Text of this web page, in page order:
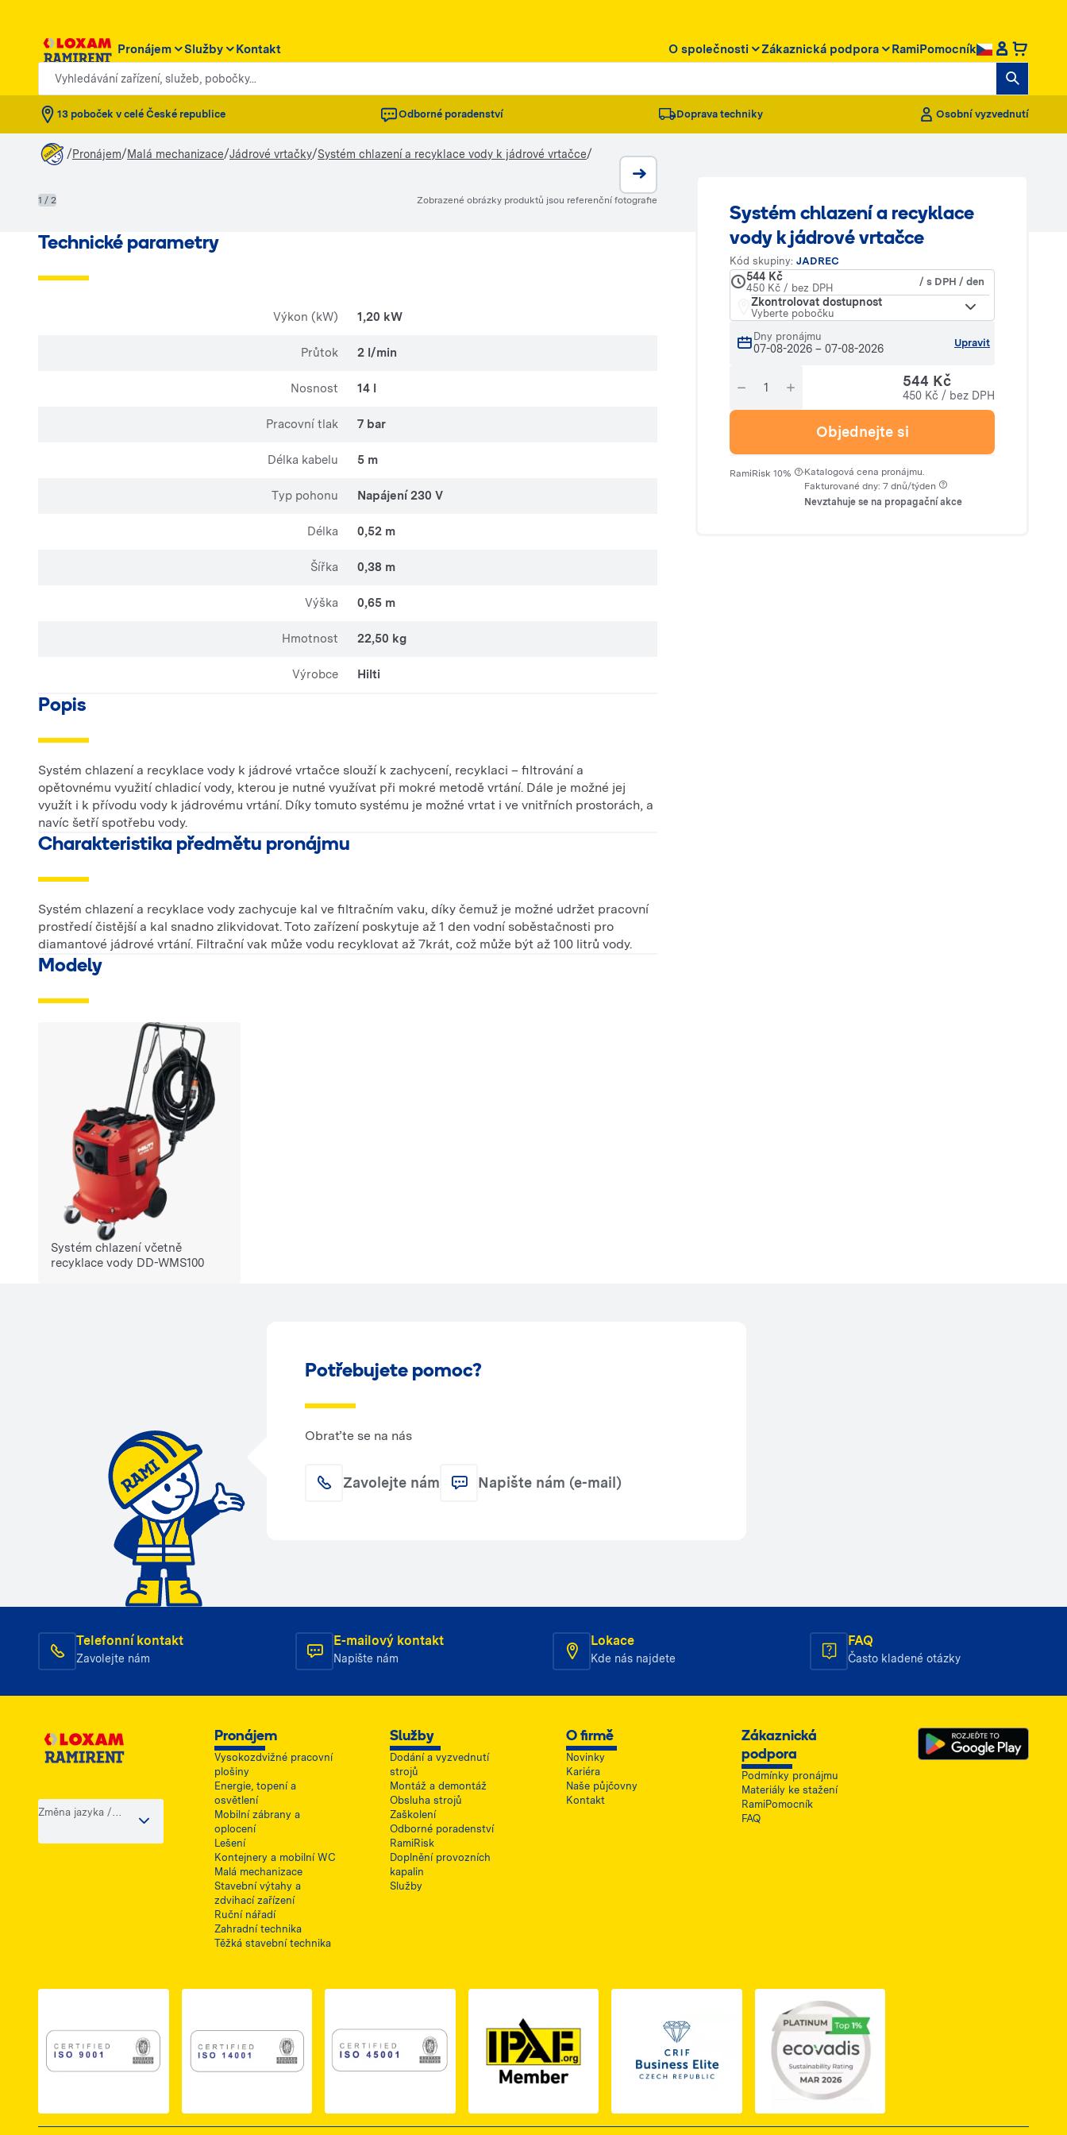
Pronájem Služby Kontakt O společnosti Zákaznická podpora RamiPomocník
Vyhledávání zařízení, služeb, pobočky...
13 poboček v celé České republice Odborné poradenství Doprava techniky Osobní vyzvednutí
/Pronájem/Malá mechanizace/Jádrové vrtačky/Systém chlazení a recyklace vody k jádrové vrtačce/
Systém chlazení a recyklace
vody k jádrové vrtačce
Kód skupiny: JADREC
544 Kč
450 Kč / bez DPH
/ s DPH / den
Zkontrolovat dostupnost
Vyberte pobočku
Dny pronájmu
07-08-2026 – 07-08-2026 Upravit
544 Kč
450 Kč / bez DPH
Objednejte si
RamiRisk 10% ·Katalogová cena pronájmu.
Fakturované dny: 7 dnů/týden
Nevztahuje se na propagační akce
1 / 2 Zobrazené obrázky produktů jsou referenční fotografie
Technické parametry
Výkon (kW) 1,20 kW
Průtok 2 l/min
Nosnost 14 l
Pracovní tlak 7 bar
Délka kabelu 5 m
Typ pohonu Napájení 230 V
Délka 0,52 m
Šířka 0,38 m
Výška 0,65 m
Hmotnost 22,50 kg
Výrobce Hilti
Popis
Systém chlazení a recyklace vody k jádrové vrtačce slouží k zachycení, recyklaci – filtrování a
opětovnému využití chladicí vody, kterou je nutné využívat při mokré metodě vrtání. Dále je možné jej
využít i k přívodu vody k jádrovému vrtání. Díky tomuto systému je možné vrtat i ve vnitřních prostorách, a
navíc šetří spotřebu vody.
Charakteristika předmětu pronájmu
Systém chlazení a recyklace vody zachycuje kal ve filtračním vaku, díky čemuž je možné udržet pracovní
prostředí čistější a kal snadno zlikvidovat. Toto zařízení poskytuje až 1 den vodní soběstačnosti pro
diamantové jádrové vrtání. Filtrační vak může vodu recyklovat až 7krát, což může být až 100 litrů vody.
Modely
Systém chlazení včetně
recyklace vody DD-WMS100
Potřebujete pomoc?
Obraťte se na nás
Zavolejte nám Napište nám (e-mail)
Telefonní kontakt
Zavolejte nám
E-mailový kontakt
Napište nám
Lokace
Kde nás najdete
FAQ
Často kladené otázky
Změna jazyka /
Pronájem
Vysokozdvižné pracovní
plošiny
Energie, topení a
osvětlení
Mobilní zábrany a
oplocení
Lešení
Kontejnery a mobilní WC
Malá mechanizace
Stavební výtahy a
zdvihací zařízení
Ruční nářadí
Zahradní technika
Těžká stavební technika
Služby
Dodání a vyzvednutí
strojů
Montáž a demontáž
Obsluha strojů
Zaškolení
Odborné poradenství
RamiRisk
Doplnění provozních
kapalin
Služby
O firmě
Novinky
Kariéra
Naše půjčovny
Kontakt
Zákaznická
podpora
Podmínky pronájmu
Materiály ke stažení
RamiPomocník
FAQ
Link do dokumentu PDF z certyfikatem ISO 1, otwiera się w nowej karcie
Link do dokumentu PDF z certyfikatem ISO 2, otwiera się w nowej karcie
Link do dokumentu PDF z certyfikatem ISO 3, otwiera się w nowej karcieLink do dokumentu PDF z certyfikatem Business Elite, otwiera się